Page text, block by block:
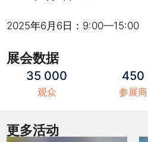
2025年6月6日：9:00—15:00
展会数据
35 000
观众
450
参展商
更多活动